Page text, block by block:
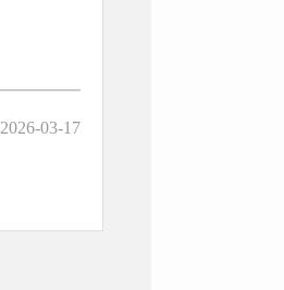
2026-03-17